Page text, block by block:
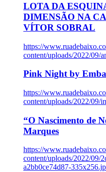
LOTA DA
DIMENSÃO NA
VÍTOR SOBRAL
https://
content/uploads/2022/09/
Pink Night by
https://
content/uploads/2022/09/
“O Nascimento de
Marques
https://
content/uploads/2022/09/
a2bb0ce74d87-